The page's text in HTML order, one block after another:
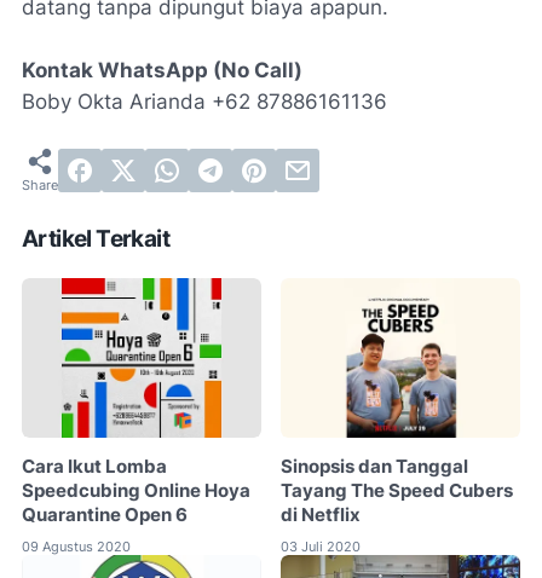
datang tanpa dipungut biaya apapun.
Kontak WhatsApp (No Call)
Boby Okta Arianda +62 87886161136
Artikel Terkait
Cara Ikut Lomba
Speedcubing Online Hoya
Quarantine Open 6
09 Agustus 2020
Sinopsis dan Tanggal
Tayang The Speed Cubers
di Netflix
03 Juli 2020